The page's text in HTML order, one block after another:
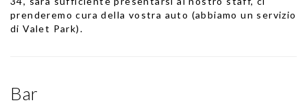
prenderemo cura della vostra auto (abbiamo un servizio
di Valet Park).
Bar